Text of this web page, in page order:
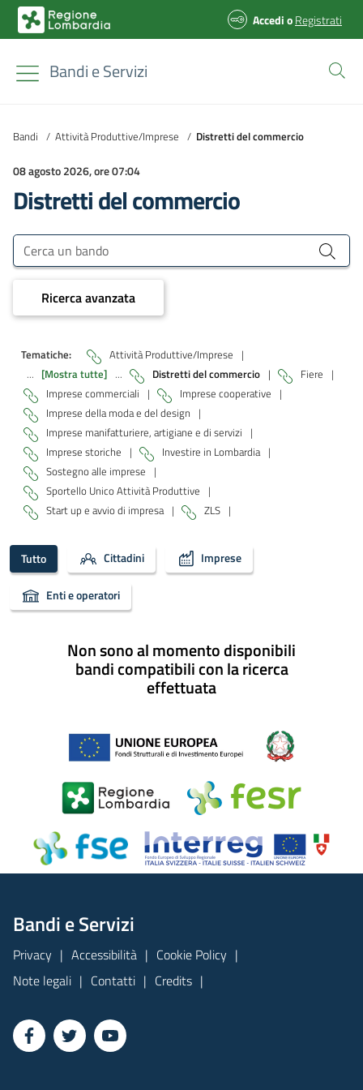
AccedioRegistrati
Bandi e Servizi
Bandi / Attività Produttive/Imprese / Distretti del commercio
08 agosto 2026, ore 07:04
Distretti del commercio
Bandi e Servizi
Cerca un bando
Ricerca avanzata
Tematiche: Attività Produttive/Imprese |
... [Mostra tutte] ... Distretti del commercio | Fiere |
Imprese commerciali | Imprese cooperative |
Imprese della moda e del design |
Imprese manifatturiere, artigiane e di servizi |
Imprese storiche | Investire in Lombardia |
Sostegno alle imprese |
Sportello Unico Attività Produttive |
Start up e avvio di impresa | ZLS |
Tutto Cittadini Imprese
Enti e operatori
Non sono al momento disponibili
bandi compatibili con la ricerca
effettuata
Bandi e Servizi
Privacy Accessibilità
Cookie Policy
Note legali
Contatti Credits